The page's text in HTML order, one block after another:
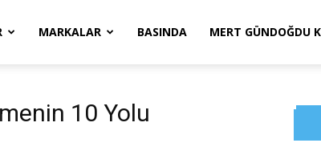
MARKALAR BASINDA MERT GÜNDOĞDU
10 Yolu